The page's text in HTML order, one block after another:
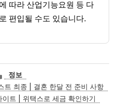
따라 산업기능요원 등 다
편입될 수도 있습니다.
카
테
고
리
정보
트 최종 | 결혼 한달 전 준비 사항
이트 | 위택스로 세금 확인하기